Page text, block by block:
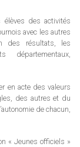
des activités
avec les autres
des résultats, les
départementaux,
en acte des valeurs
des autres et du
de chacun,
« Jeunes officiels »